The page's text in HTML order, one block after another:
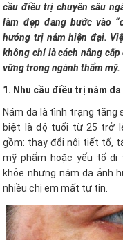
cầu điều trị chuyên sâu
làm đẹp đang bước vào
hướng trị nám hiện đại.
không chỉ là cách nâng
vững trong ngành thẩm mỹ.
1. Nhu cầu điều trị nám
Nám da là tình trạng tăng
biệt là độ tuổi từ 25 trở
gồm: thay đổi nội tiết tố,
mỹ phẩm hoặc yếu tố di
khỏe nhưng nám da ảnh
nhiều chị em mất tự tin.